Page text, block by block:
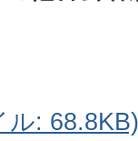
ル: 68.8KB)